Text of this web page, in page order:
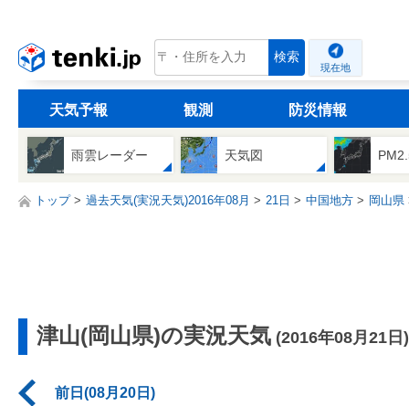
tenki.jp 検索
現在地
天気予報 観測 防災情報
雨雲レーダー 天気図
トップ 過去天気(実況天気)2016年08月 21日 中国地方 岡山県
津山(岡山県)の実況天気 (2016年08月21日)
前日(08月20日)